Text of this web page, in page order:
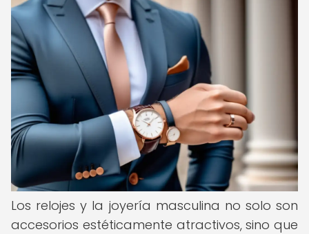
Los relojes y la joyería masculina no solo son
accesorios estéticamente atractivos, sino que